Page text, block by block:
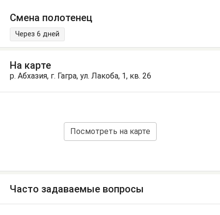
Смена полотенец
Через 6 дней
На карте
р. Абхазия, г. Гагра, ул. Лакоба, 1, кв. 26
Посмотреть на карте
Часто задаваемые вопросы